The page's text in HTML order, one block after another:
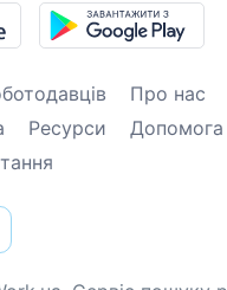
Про нас
Ресурси
Допомога